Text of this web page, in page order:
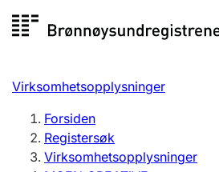
til
Registersøk
Aksjeselskap
Virksomhetsopplysninger
Forsiden
Registersøk
Virksomhetsopplysninger